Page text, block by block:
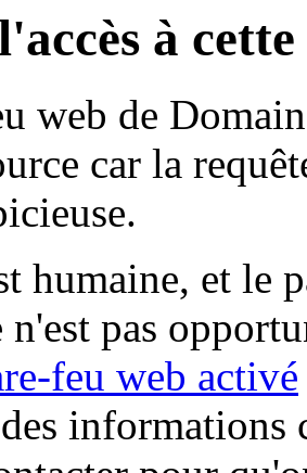
à
web de
car la
humaine, et le
n'est pas
feu web activé
informations